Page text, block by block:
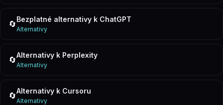
🔄Bezplatné alternativy k ChatGPT
Alternativy
🔄Alternativy k Perplexity
Alternativy
🔄Alternativy k Cursoru
Alternativy